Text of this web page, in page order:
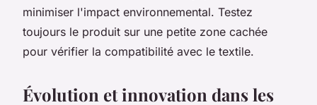
minimiser l'impact environnemental. Testez
toujours le produit sur une petite zone cachée
pour vérifier la compatibilité avec le textile.
Évolution et innovation dans les